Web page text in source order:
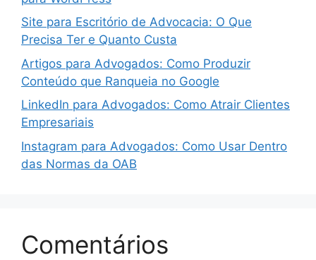
Site para Escritório de Advocacia: O Que
Precisa Ter e Quanto Custa
Artigos para Advogados: Como Produzir
Conteúdo que Ranqueia no Google
LinkedIn para Advogados: Como Atrair Clientes
Empresariais
Instagram para Advogados: Como Usar Dentro
das Normas da OAB
Comentários